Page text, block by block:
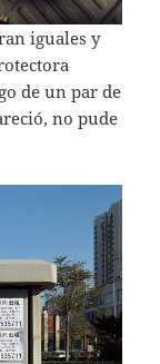
iguales y
de un par de
no pude